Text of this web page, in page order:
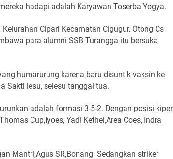
hadapi adalah Karyawan Toserba Yogya.
Cipari Kecamatan Cigugur, Otong Cs
para alumni SSB Turangga itu bersuka
humarurung karena baru disuntik vaksin ke
Sakti lesu, selesu tanggal tua.
adalah formasi 3-5-2. Dengan posisi kiper
Cup,Iyoes, Yadi Kethel,Area Coes, Indra
Mantri,Agus SR,Bonang. Sedangkan striker